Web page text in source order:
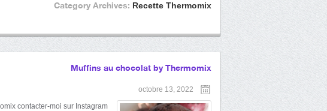
Category Archives: Recette Thermomix
Muffins au chocolat by Thermomix
octobre 13, 2022
contacter-moi sur Instagram